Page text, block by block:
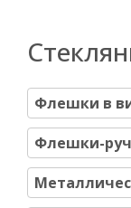
Флешки в
Флешки-